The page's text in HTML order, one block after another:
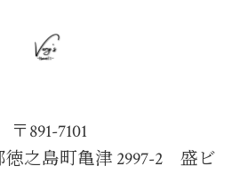
〒891-7101
徳之島町亀津 2997-2 盛ビ